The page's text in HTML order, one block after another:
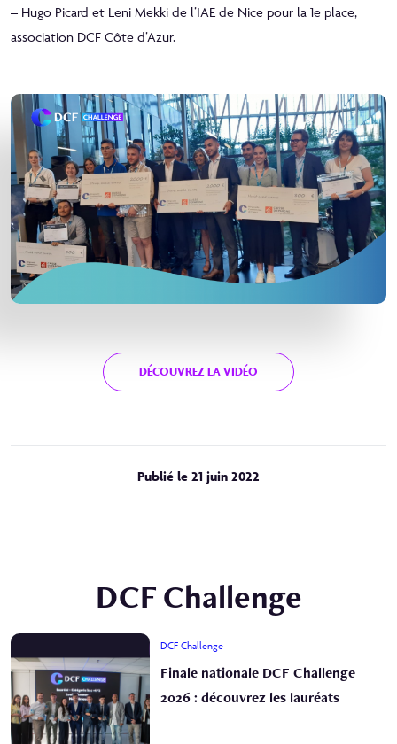
– Hugo Picard et Leni Mekki de l’IAE de Nice pour la 1e place,
association DCF Côte d’Azur.
DÉCOUVREZ LA VIDÉO
Publié le 21 juin 2022
DCF Challenge
DCF Challenge
Finale nationale DCF Challenge
2026 : découvrez les lauréats